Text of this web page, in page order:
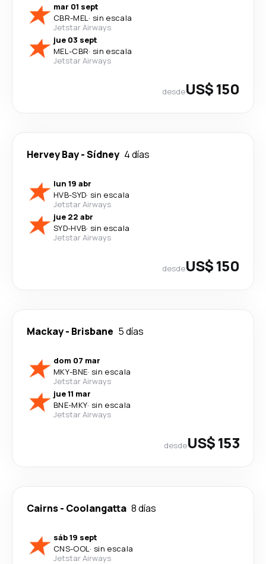
mar 01 sept
CBR-MEL· sin escala
Jetstar Airways
jue 03 sept
MEL-CBR· sin escala
Jetstar Airways
desdeUS$ 150
Hervey Bay-Sídney 4 días
lun 19 abr
HVB-SYD· sin escala
Jetstar Airways
jue 22 abr
SYD-HVB· sin escala
Jetstar Airways
desdeUS$ 150
Mackay- Brisbane 5 días
dom 07 mar
MKY-BNE· sin escala
Jetstar Airways
jue 11 mar
BNE-MKY· sin escala
Jetstar Airways
desdeUS$ 153
Cairns- Coolangatta 8 días
sáb 19 sept
CNS-OOL· sin escala
Jetstar Airways